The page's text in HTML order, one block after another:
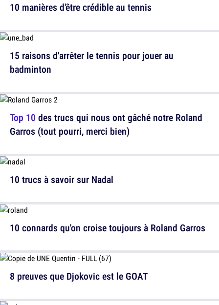
10 manières d'être crédible au tennis
Top 10 des trucs qui nous ont gâché notre Roland
Garros (tout pourri, merci bien)
10 connards qu'on croise toujours à Roland Garros
15 raisons d'arrêter le tennis pour jouer au
badminton
10 trucs à savoir sur Nadal
8 preuves que Djokovic est le GOAT